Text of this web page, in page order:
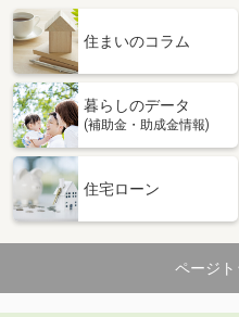
住まいのコラム
暮らしのデータ
(補助金・助成金情報)
住宅ローン
ページト